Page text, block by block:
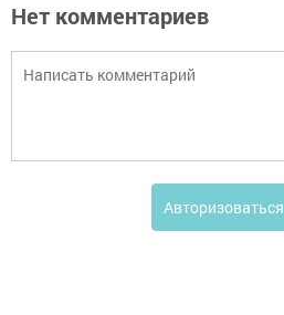
Нет комментариев
Авторизоваться